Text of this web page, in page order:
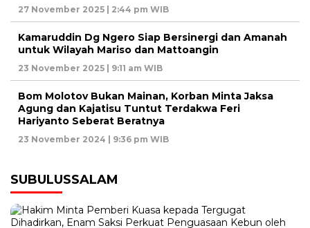
27 November 2025 | 2:44 pm WIB
Kamaruddin Dg Ngero Siap Bersinergi dan Amanah
untuk Wilayah Mariso dan Mattoangin
23 November 2025 | 9:11 am WIB
Bom Molotov Bukan Mainan, Korban Minta Jaksa
Agung dan Kajatisu Tuntut Terdakwa Feri
Hariyanto Seberat Beratnya
23 November 2024 | 9:36 pm WIB
SUBULUSSALAM